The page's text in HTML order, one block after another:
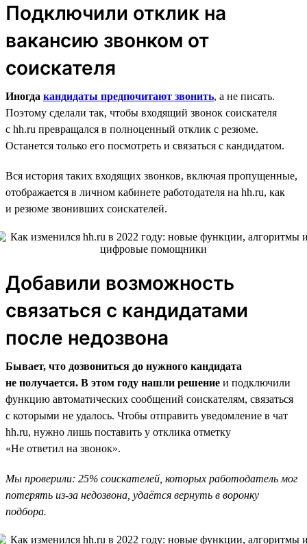
Подключили отклик на
вакансию звонком от
соискателя
Иногда кандидаты предпочитают звонить, а не писать.
Поэтому сделали так, чтобы входящий звонок соискателя
с hh.ru превращался в полноценный отклик с резюме.
Останется только его посмотреть и связаться с кандидатом.
Вся история таких входящих звонков, включая пропущенные,
отображается в личном кабинете работодателя на hh.ru, как
и резюме звонивших соискателей.
Добавили возможность
связаться с кандидатами
после недозвона
Бывает, что дозвониться до нужного кандидата
не получается. В этом году нашли решение и подключили
функцию автоматических сообщений соискателям, связаться
с которыми не удалось. Чтобы отправить уведомление в чат
hh.ru, нужно лишь поставить у отклика отметку
«Не ответил на звонок».
Мы проверили: 25% соискателей, которых работодатель мог
потерять из-за недозвона, удаётся вернуть в воронку
подбора.